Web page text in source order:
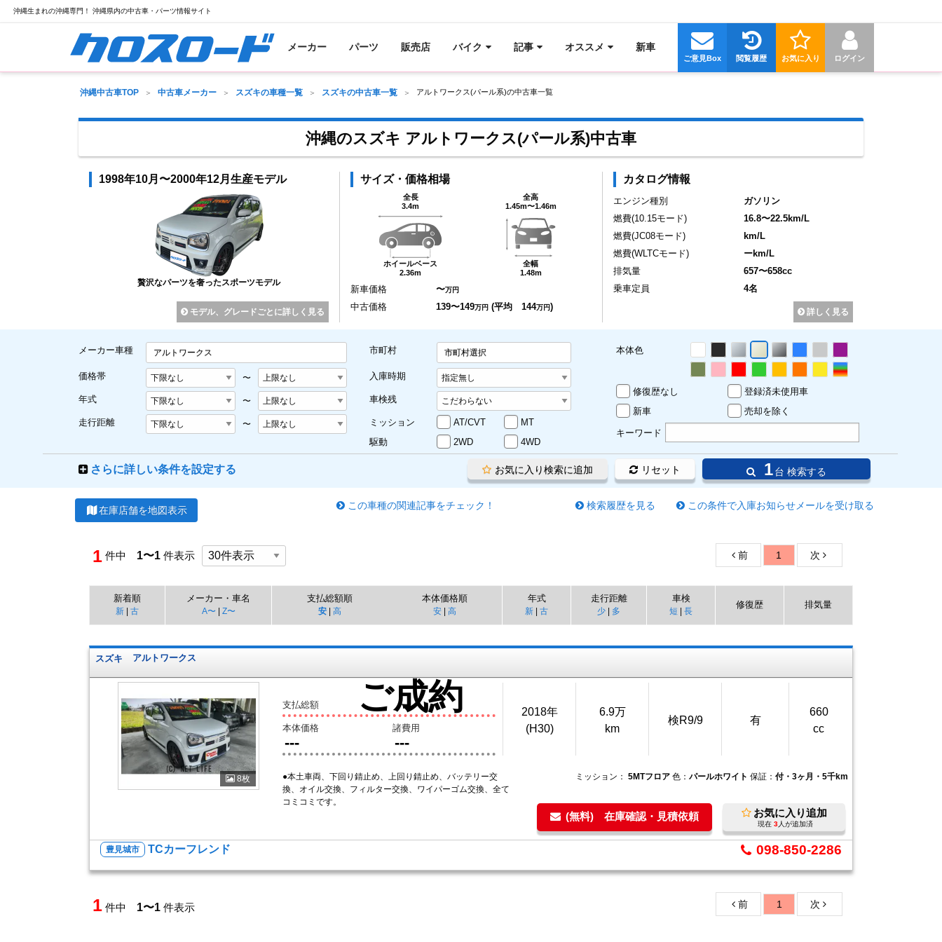
沖縄生まれの沖縄専門！ 沖縄県内の中古車・パーツ情報サイト
メーカー パーツ 販売店 バイク 記事 オススメ 新車
ログイン
お気に入り
閲覧履歴
ご意見Box
沖縄中古車TOP 中古車メーカー スズキの車種一覧 スズキの中古車一覧 アルトワークス(パール系)の中古車一覧
沖縄のスズキ アルトワークス(パール系)中古車
1998年10月〜2000年12月生産モデル
贅沢なパーツを奢ったスポーツモデル
モデル、グレードごとに詳しく見る
サイズ・価格相場
全長
3.4m
ホイールベース
2.36m
全高
1.45m〜1.46m
全幅
1.48m
新車価格 〜万円
中古価格 139〜149万円 (平均 144万円)
カタログ情報
エンジン種別
ガソリン
燃費(10.15モード)
16.8〜22.5km/L
燃費(JC08モード)
km/L
燃費(WLTCモード)
ーkm/L
排気量
657〜658cc
乗車定員
4名
詳しく見る
メーカー車種 アルトワークス
価格帯 〜
年式 〜
走行距離 〜
市町村 市町村選択
入庫時期
車検残
ミッション AT/CVT
MT
駆動
2WD 4WD
本体色
修復歴なし
登録済未使用車
新車
売却を除く
キーワード
さらに詳しい条件を設定する 1台 検索する
リセット
お気に入り検索に追加
在庫店舗を地図表示 この条件で入庫お知らせメールを受け取る
検索履歴を見る
この車種の関連記事をチェック！
1 件中 1〜1 件表示 前 1 次
新着順
新 | 古
メーカー・車名
A〜| Z〜
支払総額順
安| 高
本体価格順
安| 高
年式
新 | 古
走行距離
少 | 多
車検
短 | 長
修復歴 排気量
スズキ アルトワークス
8枚
支払総額 ご成約
本体価格
---
諸費用
---
2018年
(H30)
6.9万
km
検R9/9 有
660
cc
●本土車両、下回り錆止め、上回り錆止め、バッテリー交
換、オイル交換、フィルター交換、ワイパーゴム交換、全て
コミコミです。
ミッション： 5MTフロア 色： パールホワイト 保証： 付・3ヶ月・5千km
(無料) 在庫確認・見積依頼 お気に入り追加
現在 3人が追加済
豊見城市 TCカーフレンド 098-850-2286
1 件中 1〜1 件表示 前 1 次